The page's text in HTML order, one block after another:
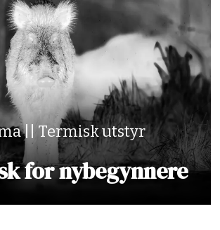
|| Termisk utstyr
for nybegynnere